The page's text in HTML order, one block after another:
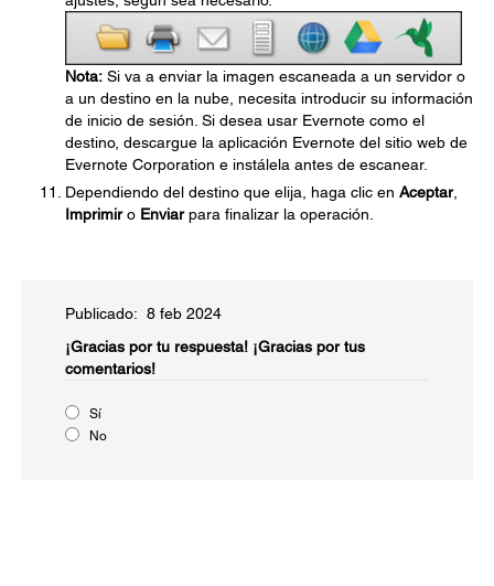
Nota: Si va a enviar la imagen escaneada a un servidor o
a un destino en la nube, necesita introducir su información
de inicio de sesión. Si desea usar Evernote como el
destino, descargue la aplicación Evernote del sitio web de
Evernote Corporation e instálela antes de escanear.
Dependiendo del destino que elija, haga clic en Aceptar,
Imprimiro Enviarpara finalizar la operación.
Publicado: 8 feb 2024
¡Gracias por tu respuesta! ¡Gracias por tus
comentarios!
Sí
No